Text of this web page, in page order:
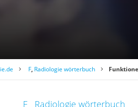
F, Radiologie wörterbuch
F Radiologie wörterbuch